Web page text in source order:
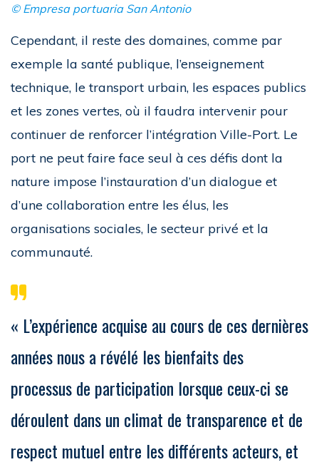
© Empresa portuaria San Antonio
Cependant, il reste des domaines, comme par
exemple la santé publique, l’enseignement
technique, le transport urbain, les espaces publics
et les zones vertes, où il faudra intervenir pour
continuer de renforcer l’intégration Ville-Port. Le
port ne peut faire face seul à ces défis dont la
nature impose l’instauration d’un dialogue et
d’une collaboration entre les élus, les
organisations sociales, le secteur privé et la
communauté.
« L’expérience acquise au cours de ces dernières
années nous a révélé les bienfaits des
processus de participation lorsque ceux-ci se
déroulent dans un climat de transparence et de
respect mutuel entre les différents acteurs, et